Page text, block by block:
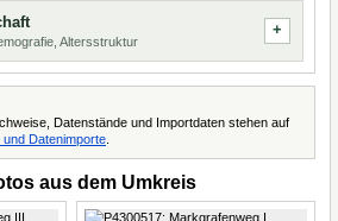
Altersstruktur
Datenstände und Importdaten stehen auf
Datenimporte
aus dem Umkreis